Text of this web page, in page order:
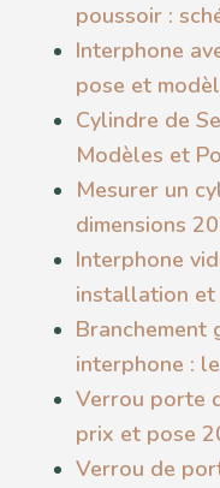
poussoir :
Interphone
pose et
Cylindre de
Modèles et
Mesurer un
dimensions
Interphone
installation
Branchement
interphone :
Verrou porte
prix et pose
Verrou de